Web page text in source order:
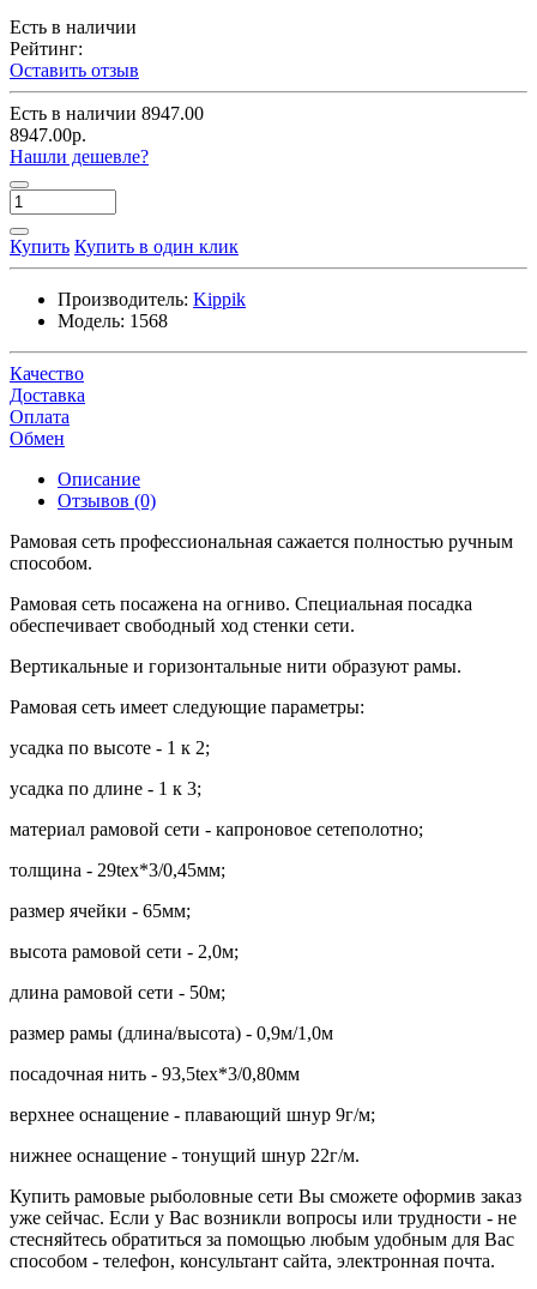
Есть в наличии
Рейтинг:
Оставить отзыв
Есть в наличии 8947.00
8947.00р.
Нашли дешевле?
Купить Купить в один клик
Производитель: Kippik
Модель: 1568
Качество
Доставка
Оплата
Обмен
Описание
Отзывов (0)
Рамовая сеть профессиональная сажается полностью ручным
способом.
Рамовая сеть посажена на огниво. Специальная посадка
обеспечивает свободный ход стенки сети.
Вертикальные и горизонтальные нити образуют рамы.
Рамовая сеть имеет следующие параметры:
усадка по высоте - 1 к 2;
усадка по длине - 1 к 3;
материал рамовой сети - капроновое сетеполотно;
толщина - 29tex*3/0,45мм;
размер ячейки - 65мм;
высота рамовой сети - 2,0м;
длина рамовой сети - 50м;
размер рамы (длина/высота) - 0,9м/1,0м
посадочная нить - 93,5tex*3/0,80мм
верхнее оснащение - плавающий шнур 9г/м;
нижнее оснащение - тонущий шнур 22г/м.
Купить рамовые рыболовные сети Вы сможете оформив заказ
уже сейчас. Если у Вас возникли вопросы или трудности - не
стесняйтесь обратиться за помощью любым удобным для Вас
способом - телефон, консультант сайта, электронная почта.